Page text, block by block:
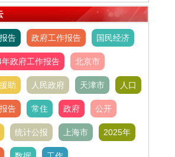
告 政府工作报告 国民经济
年政府工作报告 北京市
助 人民政府 天津市 人口
告 常住 政府 公开
统计公报 上海市 2025年